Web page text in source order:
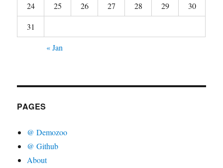
24
25 26 27 28 29
30
31
« Jan
PAGES
@ Demozoo
@ Github
About